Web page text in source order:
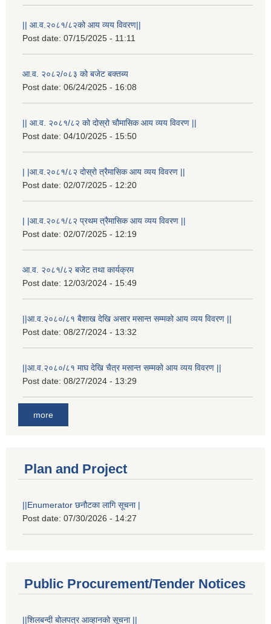
|| आ.व.२०८१/८२को आय व्यय विवरण||
Post date: 07/15/2025 - 11:11
आ.व. २०८२/०८३ को बजेट बक्तब्य
Post date: 06/24/2025 - 16:08
|| आ.व. २०८१/८२ को दोस्रो चौमासिक आय व्यय विवरण ||
Post date: 04/10/2025 - 15:50
| |आ.व.२०८१/८२ दोस्रो त्रैमासिक आय व्यय विवरण ||
Post date: 02/07/2025 - 12:20
| |आ.व.२०८१/८२ प्रथम त्रैमासिक आय व्यय विवरण ||
Post date: 02/07/2025 - 12:19
आ.व. २०८१/८२ बजेट तथा कार्यक्रम
Post date: 12/03/2024 - 15:49
||आ.व.२०८०/८१ बैशाख देखि असार मसान्त सम्मको आय व्यय विवरण ||
Post date: 08/27/2024 - 13:32
||आ.व.२०८०/८१ माघ देखि चैत्र मसान्त सम्मको आय व्यय विवरण ||
Post date: 08/27/2024 - 13:29
more
Plan and Project
||Enumerator छनौटका लागि सूचना |
Post date: 07/30/2026 - 14:27
Public Procurement/Tender Notices
||शिलबन्दी बोलपत्र आव्हानको सूचना ||